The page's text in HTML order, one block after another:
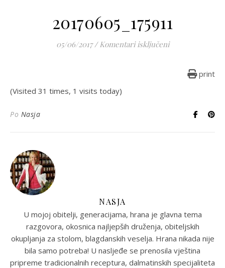
20170605_175911
05/06/2017 / Komentari isključeniza
print
(Visited 31 times, 1 visits today)
Po Nasja
NASJA
U mojoj obitelji, generacijama, hrana je glavna tema
razgovora, okosnica najljepših druženja, obiteljskih
okupljanja za stolom, blagdanskih veselja. Hrana nikada nije
bila samo potreba! U nasljeđe se prenosila vještina
pripreme tradicionalnih receptura, dalmatinskih specijaliteta